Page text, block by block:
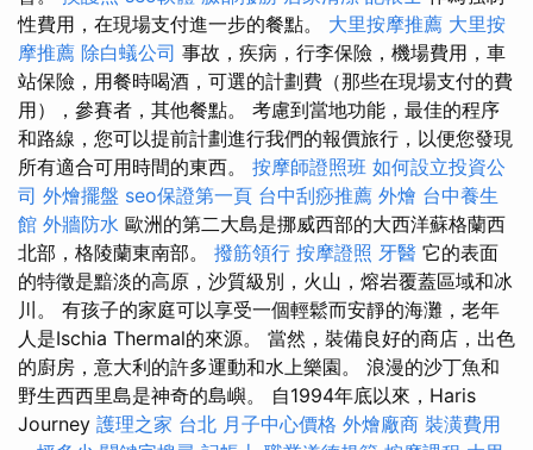
性費用，在現場支付進一步的餐點。 大里按摩推薦 大里按
摩推薦 除白蟻公司 事故，疾病，行李保險，機場費用，車
站保險，用餐時喝酒，可選的計劃費（那些在現場支付的費
用），參賽者，其他餐點。 考慮到當地功能，最佳的程序
和路線，您可以提前計劃進行我們的報價旅行，以便您發現
所有適合可用時間的東西。 按摩師證照班 如何設立投資公
司 外燴擺盤 seo保證第一頁 台中刮痧推薦 外燴 台中養生
館 外牆防水 歐洲的第二大島是挪威西部的大西洋蘇格蘭西
北部，格陵蘭東南部。 撥筋領行 按摩證照 牙醫 它的表面
的特徵是黯淡的高原，沙質級別，火山，熔岩覆蓋區域和冰
川。 有孩子的家庭可以享受一個輕鬆而安靜的海灘，老年
人是Ischia Thermal的來源。 當然，裝備良好的商店，出色
的廚房，意大利的許多運動和水上樂園。 浪漫的沙丁魚和
野生西西里島是神奇的島嶼。 自1994年底以來，Haris
Journey 護理之家 台北 月子中心價格 外燴廠商 裝潢費用